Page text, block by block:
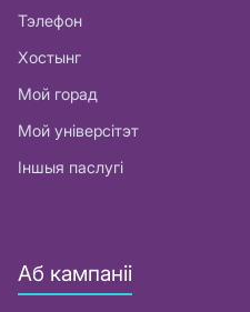
Тэлефон
Хостынг
Мой горад
Мой універсітэт
Іншыя паслугі
Аб кампаніі